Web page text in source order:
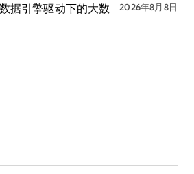
据引擎驱动下的大数
2026年8月8日